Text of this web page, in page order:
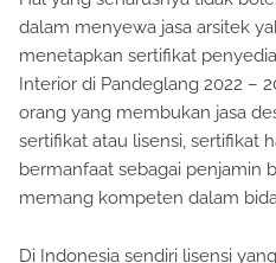
dalam menyewa jasa arsitek
menetapkan sertifikat
Interior di Pandeglang 2022 –
orang yang membukan jasa
sertifikat atau lisensi, sertifikat
bermanfaat sebagai penjamin
memang kompeten dalam
Di Indonesia sendiri lisensi